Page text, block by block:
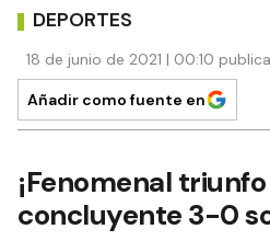
DEPORTES
18 de junio de 2021 | 00:10
Añadir como fuente en
¡Fenomenal
concluyente 3-0